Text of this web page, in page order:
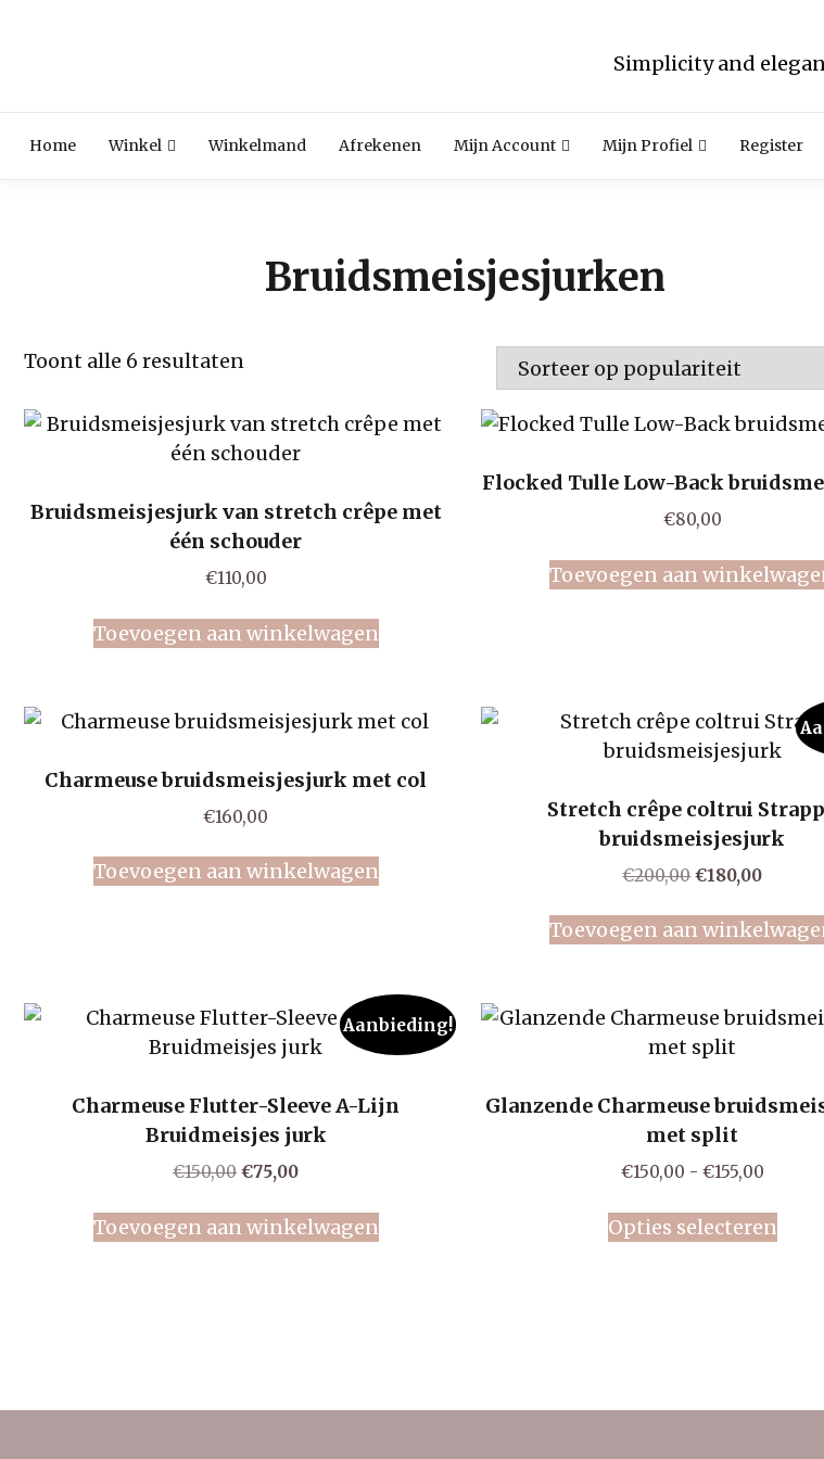
Simplicity and
Home Winkel Winkelmand Afrekenen Mijn Account Mijn Profiel Register
Bruidsmeisjesjurken
Toont alle 6 resultaten
populariteit
Bruidsmeisjesjurk van stretch crêpe met
één schouder
€110,00
Toevoegen aan winkelwagen
Flocked Tulle Low-Back
€80,00
Toevoegen aan
Charmeuse bruidsmeisjesjurk met col
€160,00
Toevoegen aan winkelwagen
Stretch crêpe coltrui
bruidsmeisjesjurk
€200,00Oorspronkelijke
was:
€200,00.
€180,00Huidige
is:
Toevoegen aan
Aanbieding!
Charmeuse Flutter-Sleeve A-Lijn
Bruidmeisjes jurk
€150,00 Oorspronkelijke
was:
€150,00.
€75,00Huidige
is:
€75,00.
Toevoegen aan winkelwagen
Glanzende Charmeuse
met split
€150,00 - €155,00
tot
€155,00
Opties selecteren
Dit
kan